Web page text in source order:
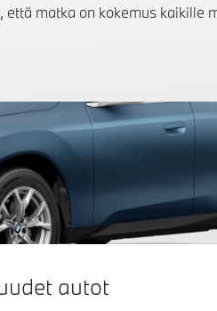
matka on kokemus kaikille
autot